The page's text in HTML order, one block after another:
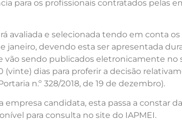
para os profissionais contratados pelas
avaliada e selecionada tendo em conta
janeiro, devendo esta ser apresentada
vão sendo publicados eletronicamente no
(vinte) dias para proferir a decisão
n.º 328/2018, de 19 de dezembro).
empresa candidata, esta passa a constar
para consulta no site do IAPMEI.